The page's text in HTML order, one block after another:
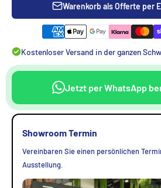
Warenkorb als Offerte per
Kostenloser Versand in der ganzen
Jetzt per WhatsApp
Showroom Termin
Vereinbaren Sie einen persönlichen
Ausstellung.